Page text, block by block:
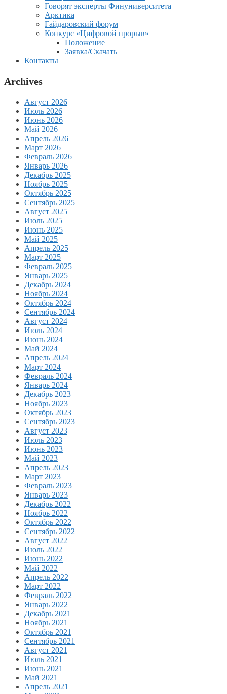
Говорят эксперты Финуниверситета
Арктика
Гайдаровский форум
Конкурс «Цифровой прорыв»
Положение
Заявка/Скачать
Контакты
Archives
Август 2026
Июль 2026
Июнь 2026
Май 2026
Апрель 2026
Март 2026
Февраль 2026
Январь 2026
Декабрь 2025
Ноябрь 2025
Октябрь 2025
Сентябрь 2025
Август 2025
Июль 2025
Июнь 2025
Май 2025
Апрель 2025
Март 2025
Февраль 2025
Январь 2025
Декабрь 2024
Ноябрь 2024
Октябрь 2024
Сентябрь 2024
Август 2024
Июль 2024
Июнь 2024
Май 2024
Апрель 2024
Март 2024
Февраль 2024
Январь 2024
Декабрь 2023
Ноябрь 2023
Октябрь 2023
Сентябрь 2023
Август 2023
Июль 2023
Июнь 2023
Май 2023
Апрель 2023
Март 2023
Февраль 2023
Январь 2023
Декабрь 2022
Ноябрь 2022
Октябрь 2022
Сентябрь 2022
Август 2022
Июль 2022
Июнь 2022
Май 2022
Апрель 2022
Март 2022
Февраль 2022
Январь 2022
Декабрь 2021
Ноябрь 2021
Октябрь 2021
Сентябрь 2021
Август 2021
Июль 2021
Июнь 2021
Май 2021
Апрель 2021